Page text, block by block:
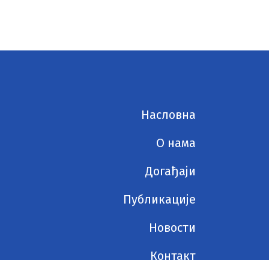
Насловна
О нама
Догађаји
Публикације
Новости
Контакт